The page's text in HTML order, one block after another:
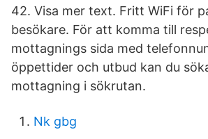
42. Visa mer text. Fritt WiFi för
besökare. För att komma till
mottagnings sida med
öppettider och utbud kan du
mottagning i sökrutan.
Nk gbg